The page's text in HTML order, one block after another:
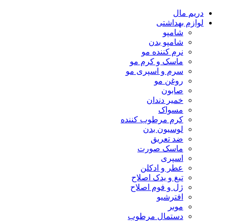
دریم مال
لوازم بهداشتی
شامپو
شامپو بدن
نرم کننده مو
ماسک و کرم مو
سرم و اسپری مو
روغن مو
صابون
خمیر دندان
مسواک
کرم مرطوب کننده
لوسیون بدن
ضد تعریق
ماسک صورت
اسپری
عطر و ادکلن
تیغ و یدک اصلاح
ژل و فوم اصلاح
افترشیو
موبر
دستمال مرطوب